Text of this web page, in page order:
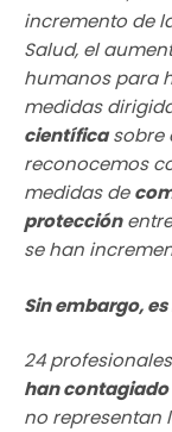
incremento de
Salud, el
humanos para
medidas
científicasobre
reconocemos
medidas de
protección
se han
Sin embargo,
24
han contagiado
no representan